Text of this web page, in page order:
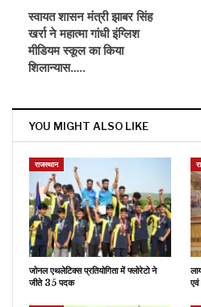
स्वायत शासन मंत्री झाबर सिंह
खर्रा ने महात्मा गांधी इंग्लिश
मीडियम स्कूल का किया
शिलान्यास…..
YOU MIGHT ALSO LIKE
राजस्थान
जोनल एथलेटिक्स प्रतियोगिता में फ्लोरेटो ने
जीते 35 पदक
एवं